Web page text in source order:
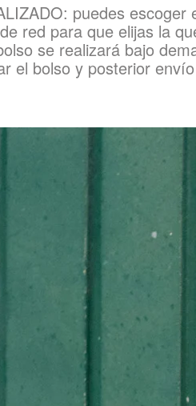
puedes
red para que elijas la
se realizará bajo
el bolso y posterior